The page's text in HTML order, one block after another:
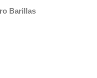
Barillas